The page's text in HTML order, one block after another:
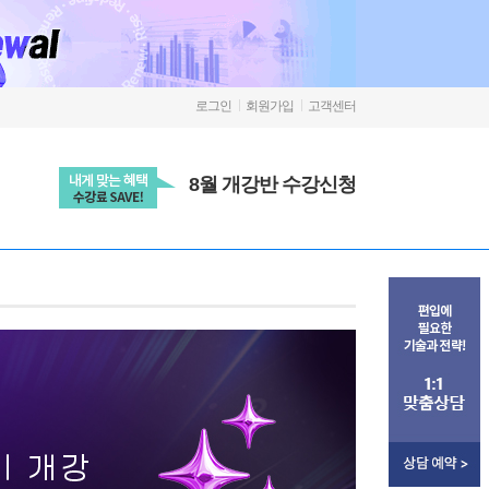
로그인 회원가입 고객센터
8월 개강반 수강신청